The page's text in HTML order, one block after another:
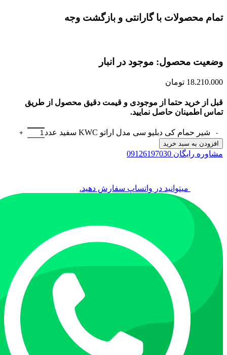
تمام محصولات با گارانتی و بازگشت وجه
وضعیت محصول: موجود در انبار
18.210.000 تومان
قبل از خرید حتما از موجودی و قیمت دقیق محصول از طریق
تماس اطمینان حاصل نمایید.
شیر حمام کی دبلیو سی مدل اراتو KWC سفید عدد
افزودن به سبد خرید
مشاوره رایگان 09126197030
میتوانید در واتساپ سفارش دهید.